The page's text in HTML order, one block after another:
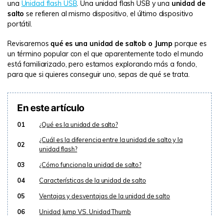
una Unidad flash USB. Una unidad flash USB y una unidad de
salto se refieren al mismo dispositivo, el último dispositivo
portátil.
Revisaremos qué es una unidad de saltob o Jump porque es
un término popular con el que aparentemente todo el mundo
está familiarizado, pero estamos explorando más a fondo,
para que si quieres conseguir uno, sepas de qué se trata.
En este artículo
01 ¿Qué es la unidad de salto?
02
¿Cuál es la diferencia entre la unidad de salto y la
unidad flash?
03
¿Cómo funciona la unidad de salto?
04
Características de la unidad de salto
05
Ventajas y desventajas de la unidad de salto
06
Unidad Jump VS. Unidad Thumb